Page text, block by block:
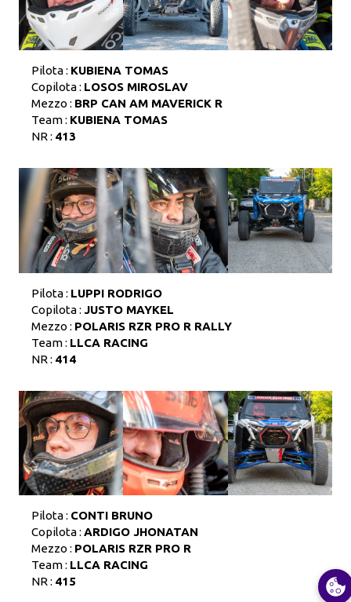
Pilota : KUBIENA TOMAS
Copilota : LOSOS MIROSLAV
Mezzo : BRP CAN AM MAVERICK R
Team : KUBIENA TOMAS
NR : 413
Pilota : LUPPI RODRIGO
Copilota : JUSTO MAYKEL
Mezzo : POLARIS RZR PRO R RALLY
Team : LLCA RACING
NR : 414
Pilota : CONTI BRUNO
Copilota : ARDIGO JHONATAN
Mezzo : POLARIS RZR PRO R
Team : LLCA RACING
NR : 415